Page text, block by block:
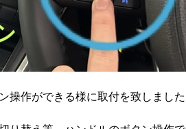
操作ができる様に取付を致しました